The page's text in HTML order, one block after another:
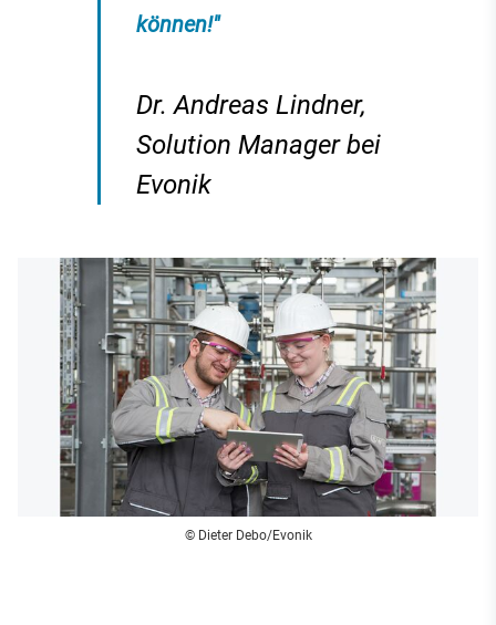
können!"
Dr. Andreas Lindner,
Solution Manager bei
Evonik
© Dieter Debo/Evonik